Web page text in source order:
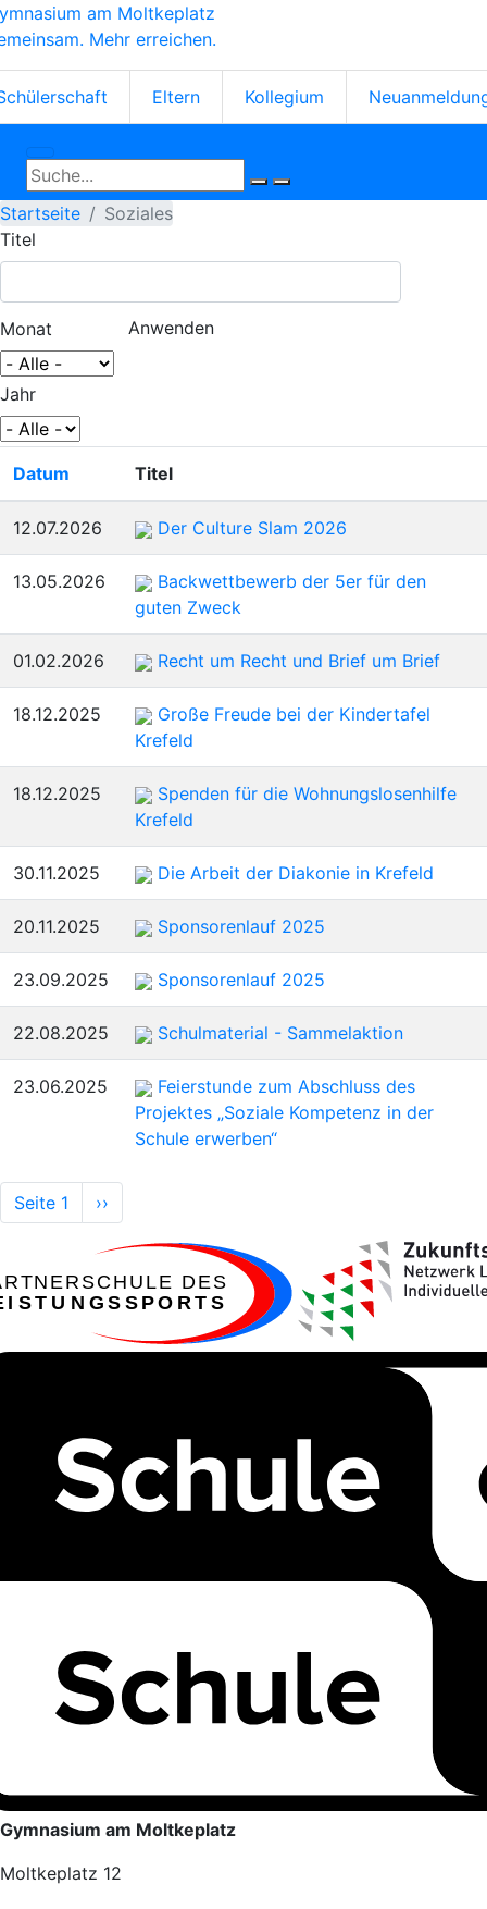
Direkt
zum
Inhalt
am Moltkeplatz
Mehr erreichen.
Eltern Kollegium
Startseite
Soziales
Titel
Monat
Jahr
Datum Aufsteigend
sortieren
Titel
12.07.2026 Der Culture Slam 2026
13.05.2026
Backwettbewerb der 5er für den
guten Zweck
01.02.2026 Recht um Recht und Brief um Brief
18.12.2025
Große Freude bei der Kindertafel
Krefeld
18.12.2025
Spenden für die Wohnungslosenhilfe
Krefeld
30.11.2025 Die Arbeit der Diakonie in Krefeld
20.11.2025 Sponsorenlauf 2025
23.09.2025 Sponsorenlauf 2025
22.08.2025 Schulmaterial - Sammelaktion
23.06.2025
Feierstunde zum Abschluss des
Projektes „Soziale Kompetenz in der
Schule erwerben“
Seitennummerierung
Seite 1
Nächste
Seite
››
ARTNERSCHULE DES
EISTUNGSSPORTS
Gymnasium am Moltkeplatz
Moltkeplatz 12